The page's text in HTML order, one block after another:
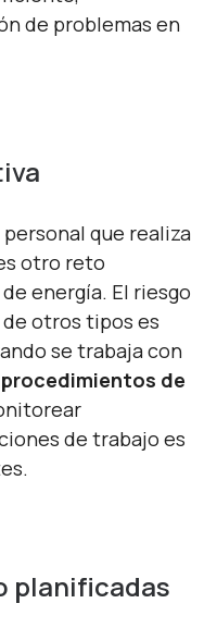
de problemas en
que realiza
otro reto
energía. El riesgo
otros tipos es
se trabaja con
de
de trabajo es
planificadas